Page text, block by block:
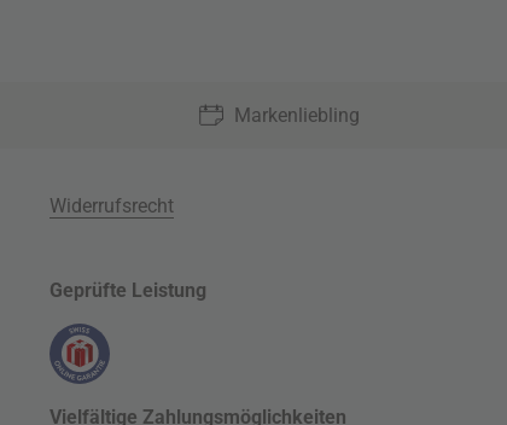
Markenliebling
Widerrufsrecht
Geprüfte Leistung
Vielfältige Zahlungsmöglichkeiten